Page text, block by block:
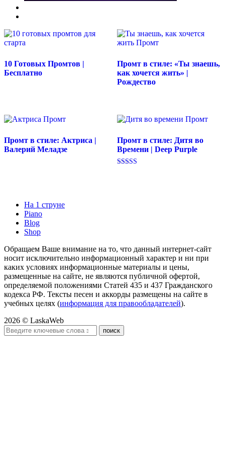
10 Готовых Промтов |
Бесплатно
Промт в стиле: «Ты знаешь,
как хочется жить» |
Рождество
Промт в стиле: Актриса |
Валерий Меладзе
Промт в стиле: Дитя во
Времени | Deep Purple
На 1 струне
Piano
Blog
Shop
Обращаем Ваше внимание на то, что данный интернет-сайт
носит исключительно информационный характер и ни при
каких условиях информационные материалы и цены,
размещенные на сайте, не являются публичной офертой,
определяемой положениями Статей 435 и 437 Гражданского
кодекса РФ. Тексты песен и аккорды размещены на сайте в
учебных целях (информация для правообладателей).
2026 © LaskaWeb